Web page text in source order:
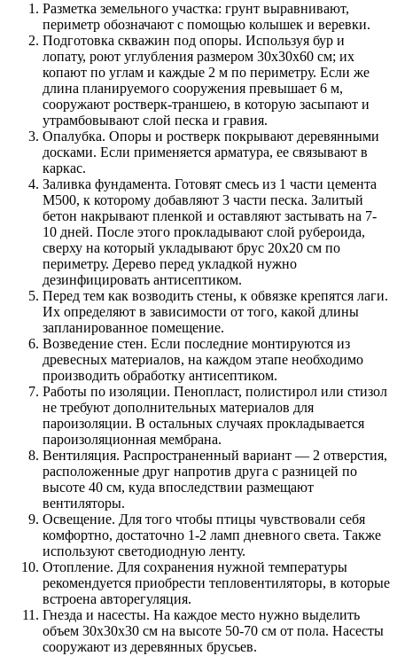
Разметка земельного участка: грунт выравнивают,
периметр обозначают с помощью колышек и веревки.
Подготовка скважин под опоры. Используя бур и
лопату, роют углубления размером 30х30х60 см; их
копают по углам и каждые 2 м по периметру. Если же
длина планируемого сооружения превышает 6 м,
сооружают ростверк-траншею, в которую засыпают и
утрамбовывают слой песка и гравия.
Опалубка. Опоры и ростверк покрывают деревянными
досками. Если применяется арматура, ее связывают в
каркас.
Заливка фундамента. Готовят смесь из 1 части цемента
М500, к которому добавляют 3 части песка. Залитый
бетон накрывают пленкой и оставляют застывать на 7-
10 дней. После этого прокладывают слой рубероида,
сверху на который укладывают брус 20х20 см по
периметру. Дерево перед укладкой нужно
дезинфицировать антисептиком.
Перед тем как возводить стены, к обвязке крепятся лаги.
Их определяют в зависимости от того, какой длины
запланированное помещение.
Возведение стен. Если последние монтируются из
древесных материалов, на каждом этапе необходимо
производить обработку антисептиком.
Работы по изоляции. Пенопласт, полистирол или стизол
не требуют дополнительных материалов для
пароизоляции. В остальных случаях прокладывается
пароизоляционная мембрана.
Вентиляция. Распространенный вариант — 2 отверстия,
расположенные друг напротив друга с разницей по
высоте 40 см, куда впоследствии размещают
вентиляторы.
Освещение. Для того чтобы птицы чувствовали себя
комфортно, достаточно 1-2 ламп дневного света. Также
используют светодиодную ленту.
Отопление. Для сохранения нужной температуры
рекомендуется приобрести тепловентиляторы, в которые
встроена авторегуляция.
Гнезда и насесты. На каждое место нужно выделить
объем 30х30х30 см на высоте 50-70 см от пола. Насесты
сооружают из деревянных брусьев.